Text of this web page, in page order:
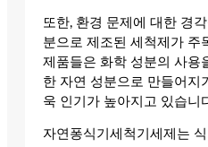
또한, 환경 문제에 대한 경
분으로 제조된 세척제가 주
제품들은 화학 성분의 사용
한 자연 성분으로 만들어지
욱 인기가 높아지고 있습니
자연퐁식기세척기세제는